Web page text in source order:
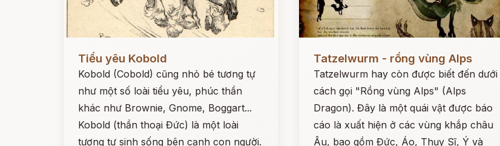
Đọc ngay
Tiểu yêu Kobold
Kobold (Cobold) cũng nhỏ bé tương tự
như một số loài tiểu yêu, phúc thần
khác như Brownie, Gnome, Boggart...
Kobold (thần thoại Đức) là một loài
tương tự sinh sống bên cạnh con người.
Tatzelwurm - rồng vùng Alps
Tatzelwurm hay còn được biết đến dưới
cách gọi "Rồng vùng Alps" (Alps
Dragon). Đây là một quái vật được báo
cáo là xuất hiện ở các vùng khắp châu
Âu, bao gồm Đức, Áo, Thụy Sĩ, Ý và